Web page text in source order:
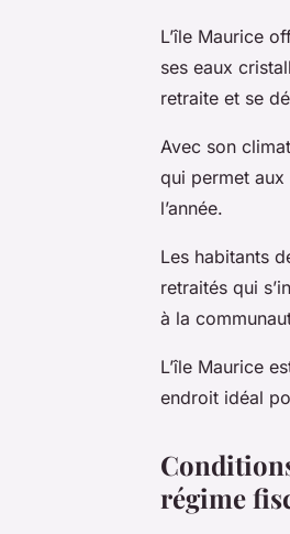
L’île Maurice
ses eaux
retraite et se
Avec son
qui permet
l’année.
Les habitants
retraités qui
à la
L’île Maurice
endroit idéal
régime